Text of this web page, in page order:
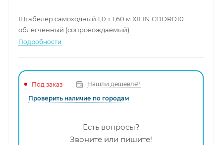
Штабелер самоходный 1,0 т 1,60 м XILIN CDDRD10
облегченный (сопровождаемый)
Подробности
Под заказ
Нашли дешевле?
Проверить наличие по городам
Есть вопросы?
Звоните или пишите!